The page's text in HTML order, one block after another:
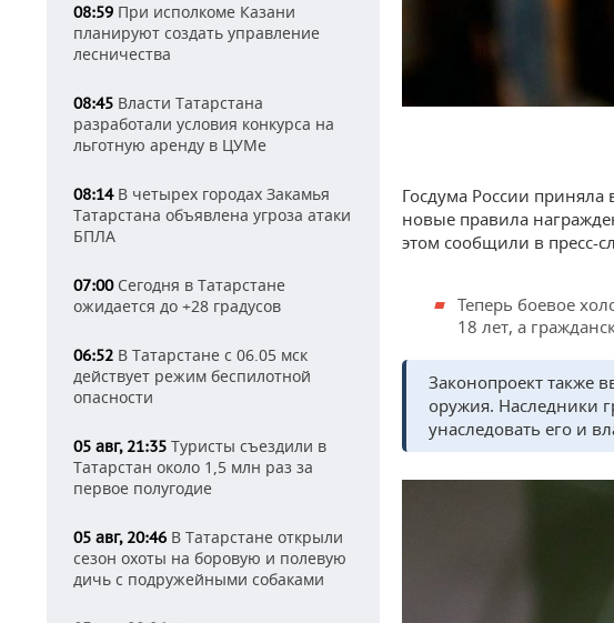
08:59 При исполкоме Казани
планируют создать управление
лесничества
08:45 Власти Татарстана
разработали условия конкурса на
льготную аренду в ЦУМе
08:14В четырех городах Закамья
Татарстана объявлена угроза атаки
БПЛА
07:00Сегодня в Татарстане
ожидается до +28 градусов
06:52 В Татарстане с 06.05 мск
действует режим беспилотной
опасности
05 авг, 21:35 Туристы съездили в
Татарстан около 1,5 млн раз за
первое полугодие
05 авг, 20:46 В Татарстане открыли
сезон охоты на боровую и полевую
дичь с подружейными собаками
Госдума России приняла
новые правила
этом сообщили в пресс-
Теперь боевое
18 лет, а
Законопроект также
оружия. Наследники
унаследовать его и